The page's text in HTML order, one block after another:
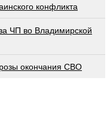
конфликта
ЧП во Владимирской
окончания СВО